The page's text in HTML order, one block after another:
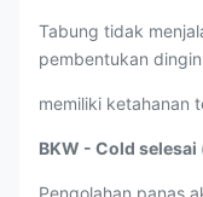
Tabung tidak
pembentukan
memiliki ketahanan
BKW - Cold
Pengolahan panas